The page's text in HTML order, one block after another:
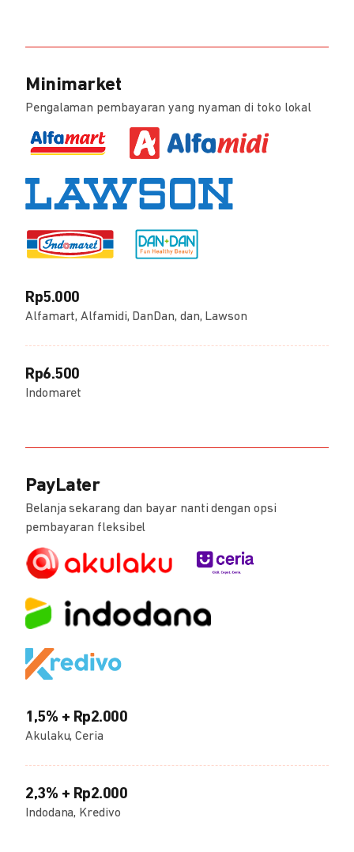
Minimarket
Pengalaman pembayaran yang nyaman di toko lokal
Rp5.000
Alfamart, Alfamidi, DanDan, dan, Lawson
Rp6.500
Indomaret
PayLater
Belanja sekarang dan bayar nanti dengan opsi
pembayaran fleksibel
1,5% + Rp2.000
Akulaku, Ceria
2,3% + Rp2.000
Indodana, Kredivo